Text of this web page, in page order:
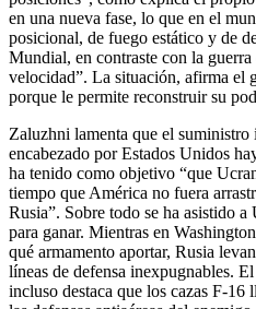
en una nueva fase, lo que en el
posicional, de fuego estático y de
Mundial, en contraste con la
velocidad”. La situación, afirma el
porque le permite reconstruir su
Zaluzhni lamenta que el suministro
encabezado por Estados Unidos
ha tenido como objetivo “que
tiempo que América no fuera
Rusia”. Sobre todo se ha asistido
para ganar. Mientras en
qué armamento aportar, Rusia
líneas de defensa inexpugnables.
incluso destaca que los cazas F-16